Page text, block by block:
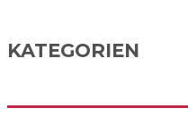
KATEGORIEN